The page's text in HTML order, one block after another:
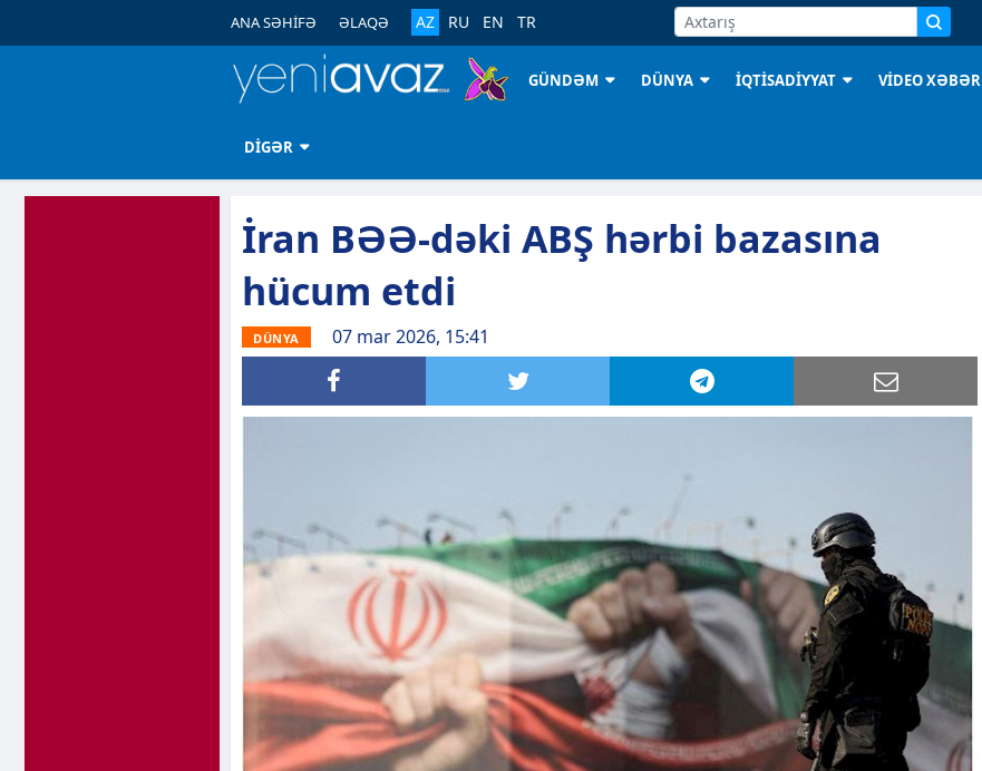
ANA SƏHİFƏ ƏLAQƏ AZ RU EN TR
GÜNDƏM DÜNYA İQTİSADİYYAT VİDEO XƏBƏR
DİGƏR
İran BƏƏ-dəki ABŞ hərbi bazasına
hücum etdi
DÜNYA 07 mar 2026, 15:41